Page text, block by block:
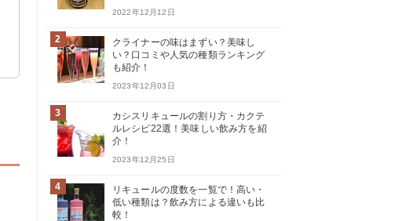
2022年12月12日
2
クライナーの味はまずい？美味し
い？口コミや人気の種類ランキング
も紹介！
2023年12月03日
3
カシスリキュールの割り方・カクテ
ルレシピ22選！美味しい飲み方を紹
介！
2023年12月25日
4
リキュールの度数を一覧で！高い・
低い種類は？飲み方による違いも比
較！